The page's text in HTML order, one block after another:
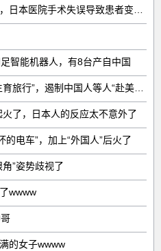
智能机器人‌，有‌8台‌产自中国
了，日本人的反应太不意外了
的电车”，加上“外国人”后火了
”姿势歧视了
wwww
的女子wwww